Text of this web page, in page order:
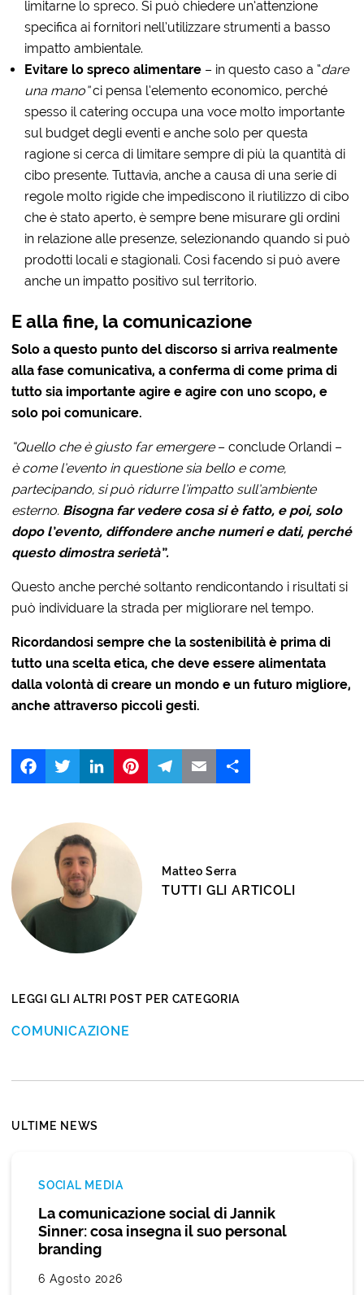
limitarne lo spreco. Si può chiedere un’attenzione
specifica ai fornitori nell’utilizzare strumenti a basso
impatto ambientale.
Evitare lo spreco alimentare – in questo caso a “dare
una mano”ci pensa l’elemento economico, perché
spesso il catering occupa una voce molto importante
sul budget degli eventi e anche solo per questa
ragione si cerca di limitare sempre di più la quantità di
cibo presente. Tuttavia, anche a causa di una serie di
regole molto rigide che impediscono il riutilizzo di cibo
che è stato aperto, è sempre bene misurare gli ordini
in relazione alle presenze, selezionando quando si può
prodotti locali e stagionali. Così facendo si può avere
anche un impatto positivo sul territorio.
E alla fine, la comunicazione
Solo a questo punto del discorso si arriva realmente
alla fase comunicativa, a conferma di come prima di
tutto sia importante agire e agire con uno scopo, e
solo poi comunicare.
“Quello che è giusto far emergere – conclude Orlandi –
è come l’evento in questione sia bello e come,
partecipando, si può ridurre l’impatto sull’ambiente
esterno. Bisogna far vedere cosa si è fatto, e poi, solo
dopo l’evento, diffondere anche numeri e dati, perché
questo dimostra serietà”.
Questo anche perché soltanto rendicontando i risultati si
può individuare la strada per migliorare nel tempo.
Ricordandosi sempre che la sostenibilità è prima di
tutto una scelta etica, che deve essere alimentata
dalla volontà di creare un mondo e un futuro migliore,
anche attraverso piccoli gesti.
FacebookTwitter LinkedIn
Matteo Serra
TUTTI GLI ARTICOLI
LEGGI GLI ALTRI POST PER CATEGORIA
COMUNICAZIONE
ULTIME NEWS
SOCIAL MEDIA
La comunicazione social di Jannik
Sinner: cosa insegna il suo personal
branding
6 Agosto 2026